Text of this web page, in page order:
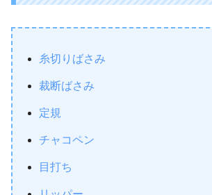
糸切りばさみ
裁断ばさみ
定規
チャコペン
目打ち